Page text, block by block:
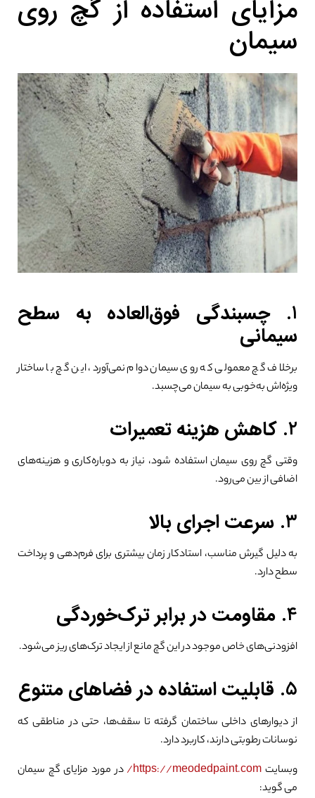
مزایای استفاده از گچ روی
سیمان
۱. چسبندگی فوق‌العاده به سطح
سیمانی
برخلاف گچ معمولی که روی سیمان دوام نمی‌آورد، این گچ با ساختار
ویژه‌اش به‌خوبی به سیمان می‌چسبد.
۲. کاهش هزینه تعمیرات
وقتی گچ روی سیمان استفاده شود، نیاز به دوباره‌کاری و هزینه‌های
اضافی از بین می‌رود.
۳. سرعت اجرای بالا
به دلیل گیرش مناسب، استادکار زمان بیشتری برای فرم‌دهی و پرداخت
سطح دارد.
۴. مقاومت در برابر ترک‌خوردگی
افزودنی‌های خاص موجود در این گچ مانع از ایجاد ترک‌های ریز می‌شود.
۵. قابلیت استفاده در فضاهای متنوع
از دیوارهای داخلی ساختمان گرفته تا سقف‌ها، حتی در مناطقی که
نوسانات رطوبتی دارند، کاربرد دارد.
وبسایت https://meodedpaint.com/ در مورد مزایای گچ سیمان
می گوید: